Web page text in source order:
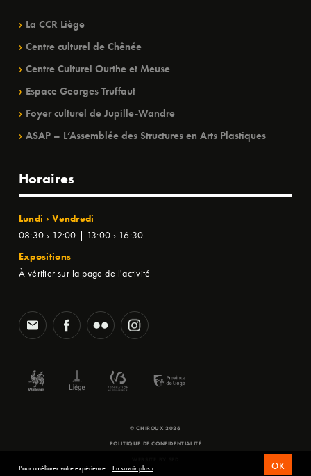
La CCR Liège
Centre culturel de Chênée
Centre Culturel Ourthe et Meuse
Espace Georges Truffaut
Foyer culturel de Jupille-Wandre
ASAP – L’Assemblée des Structures en Arts Plastiques
Horaires
Lundi › Vendredi
08:30 › 12:00 | 13:00 › 16:30
Expositions
À vérifier sur la page de l'activité
© CHIROUX 2026
POLITIQUE DE CONFIDENTIALITÉ
Pour améliorer votre expérience. En savoir plus › OK